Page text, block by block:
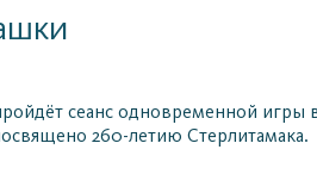
сеанс одновременной
260-летию Стерлитамака.